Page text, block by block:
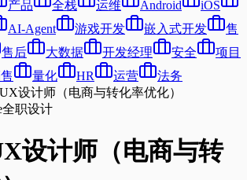
产品 全栈 运维 Android
iOS
AI-Agent 游戏开发 嵌入式开发
售
售后 大数据 开发经理 安全
项目
量化 HR 运营
法务
设计师（电商与转化率优化）
全职设计
设计师（电商与转